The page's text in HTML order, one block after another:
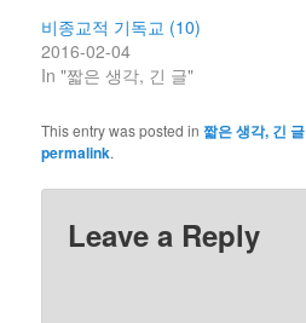
비종교적 기독교 (10)
2016-02-04
In "짧은 생각, 긴 글"
This entry was posted in짧은 생각, 긴 글
permalink.
Leave a Reply